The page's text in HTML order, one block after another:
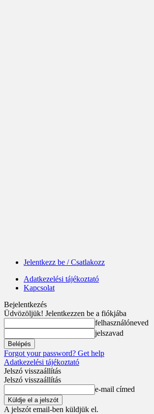
Jelentkezz be / Csatlakozz
Adatkezelési tájékoztató
Kapcsolat
Bejelentkezés
Üdvözöljük! Jelentkezzen be a fiókjába
felhasználóneved
jelszavad
Forgot your password? Get help
Adatkezelési tájékoztató
Jelszó visszaállítás
Jelszó visszaállítás
e-mail címed
A jelszót email-ben küldjük el.